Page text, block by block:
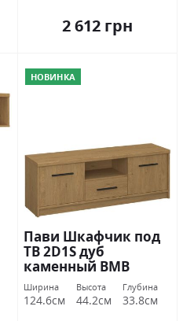
2 612 грн
НОВИНКА
Пави Шкафчик под
ТВ 2D1S дуб
каменный ВМВ
Холдинг
Ширина
124.6см
Высота
44.2см
Глубина
33.8см